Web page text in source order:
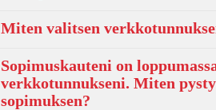
Miten valitsen
Sopimuskauteni on
verkkotunnukseni. Miten
sopimuksen?